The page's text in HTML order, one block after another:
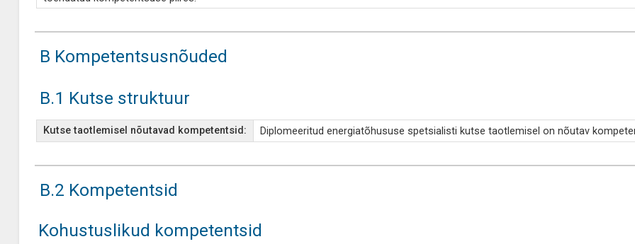
B Kompetentsusnõuded
B.1 Kutse struktuur
Kutse taotlemisel nõutavad kompetentsid: Diplomeeritud energiatõhususe spetsialisti kutse taotlemisel on nõutav
B.2 Kompetentsid
Kohustuslikud kompetentsid